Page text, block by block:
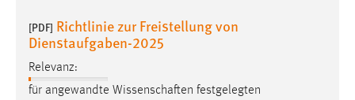
[PDF] Richtlinie zur Freistellung von
Dienstaufgaben-2025
Relevanz:
für angewandte Wissenschaften festgelegten